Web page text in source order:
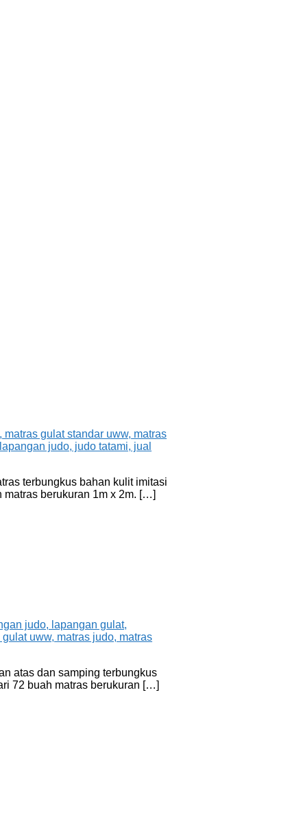
terbungkus bahan kulit imitasi
matras berukuran 1m x 2m. […]
atas dan samping terbungkus
72 buah matras berukuran […]